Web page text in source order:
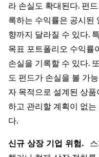
라 손실도 확대된다. 펀
록하는 수익률은 공시된
향까지 달라질 수 있다.
목표 포트폴리오 수익률
손실을 기록할 수 있다.
도 펀드가 손실을 볼 가
자 목적으로 설계된 상
하고 관리할 계획이 없
다.
신규 상장 기업 위험. 스